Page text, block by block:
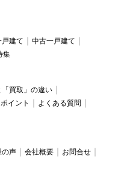
建て
中古一戸建て
集
「買取」の違い
イント
よくある質問
の声 会社概要
お問合せ